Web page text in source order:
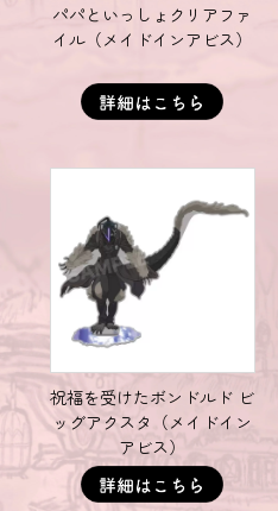
パパといっしょクリアファ
イル（メイドインアビス）
祝福を受けたボンドルド ビ
ッグアクスタ（メイドイン
アビス）